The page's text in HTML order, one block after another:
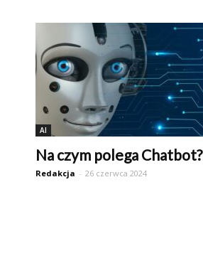
AI
Na czym polega Chatbot?
Redakcja - 26 czerwca 2024